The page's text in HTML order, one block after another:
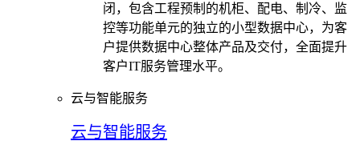
闭，包含工程预制的机柜、配电、制冷、监
控等功能单元的独立的小型数据中心，为客
户提供数据中心整体产品及交付，全面提升
客户IT服务管理水平。
云与智能服务
云与智能服务